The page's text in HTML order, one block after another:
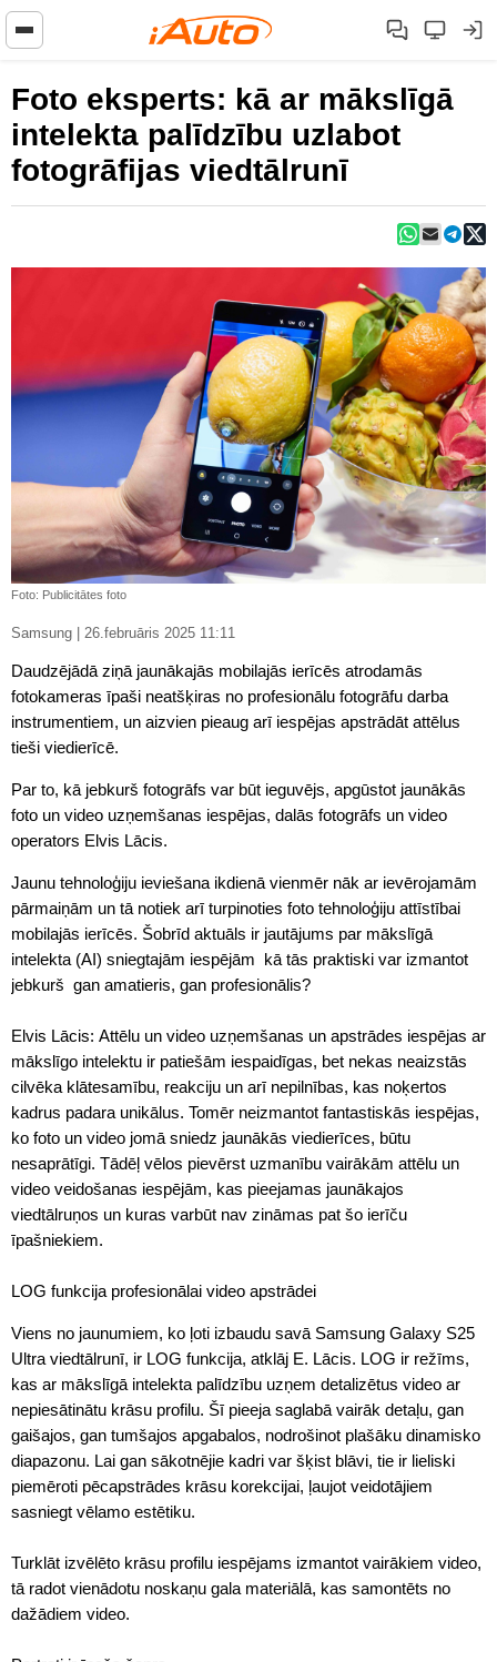
Foto eksperts: kā ar mākslīgā
intelekta palīdzību uzlabot
fotogrāfijas viedtālrunī
Foto: Publicitātes foto
Samsung | 26.februāris 2025 11:11
Daudzējādā ziņā jaunākajās mobilajās ierīcēs atrodamās
fotokameras īpaši neatšķiras no profesionālu fotogrāfu darba
instrumentiem, un aizvien pieaug arī iespējas apstrādāt attēlus
tieši viedierīcē.
Par to, kā jebkurš fotogrāfs var būt ieguvējs, apgūstot jaunākās
foto un video uzņemšanas iespējas, dalās fotogrāfs un video
operators Elvis Lācis.
Jaunu tehnoloģiju ieviešana ikdienā vienmēr nāk ar ievērojamām
pārmaiņām un tā notiek arī turpinoties foto tehnoloģiju attīstībai
mobilajās ierīcēs. Šobrīd aktuāls ir jautājums par mākslīgā
intelekta (AI) sniegtajām iespējām  kā tās praktiski var izmantot
jebkurš  gan amatieris, gan profesionālis?
Elvis Lācis: Attēlu un video uzņemšanas un apstrādes iespējas ar
mākslīgo intelektu ir patiešām iespaidīgas, bet nekas neaizstās
cilvēka klātesamību, reakciju un arī nepilnības, kas noķertos
kadrus padara unikālus. Tomēr neizmantot fantastiskās iespējas,
ko foto un video jomā sniedz jaunākās viedierīces, būtu
nesaprātīgi. Tādēļ vēlos pievērst uzmanību vairākām attēlu un
video veidošanas iespējām, kas pieejamas jaunākajos
viedtālruņos un kuras varbūt nav zināmas pat šo ierīču
īpašniekiem.
LOG funkcija profesionālai video apstrādei
Viens no jaunumiem, ko ļoti izbaudu savā Samsung Galaxy S25
Ultra viedtālrunī, ir LOG funkcija, atklāj E. Lācis. LOG ir režīms,
kas ar mākslīgā intelekta palīdzību uzņem detalizētus video ar
nepiesātinātu krāsu profilu. Šī pieeja saglabā vairāk detaļu, gan
gaišajos, gan tumšajos apgabalos, nodrošinot plašāku dinamisko
diapazonu. Lai gan sākotnējie kadri var šķist blāvi, tie ir lieliski
piemēroti pēcapstrādes krāsu korekcijai, ļaujot veidotājiem
sasniegt vēlamo estētiku.
Turklāt izvēlēto krāsu profilu iespējams izmantot vairākiem video,
tā radot vienādotu noskaņu gala materiālā, kas samontēts no
dažādiem video.